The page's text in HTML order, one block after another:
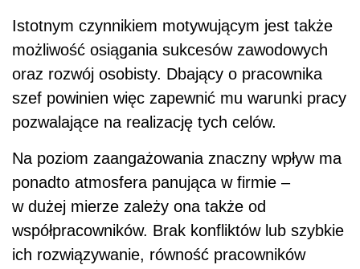
Istotnym czynnikiem motywującym jest także
możliwość osiągania sukcesów zawodowych
oraz rozwój osobisty. Dbający o pracownika
szef powinien więc zapewnić mu warunki pracy
pozwalające na realizację tych celów.
Na poziom zaangażowania znaczny wpływ ma
ponadto atmosfera panująca w firmie –
w dużej mierze zależy ona także od
współpracowników. Brak konfliktów lub szybkie
ich rozwiązywanie, równość pracowników